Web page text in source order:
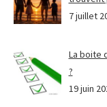
7 juillet
La boite
?
19 juin